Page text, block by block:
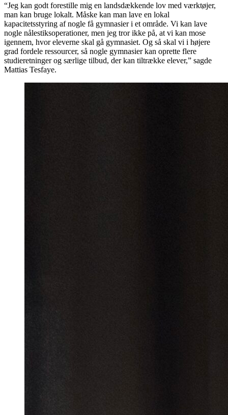
“Jeg kan godt forestille mig en landsdækkende lov med værktøjer,
man kan bruge lokalt. Måske kan man lave en lokal
kapacitetsstyring af nogle få gymnasier i et område. Vi kan lave
nogle nålestiksoperationer, men jeg tror ikke på, at vi kan mose
igennem, hvor eleverne skal gå gymnasiet. Og så skal vi i højere
grad fordele ressourcer, så nogle gymnasier kan oprette flere
studieretninger og særlige tilbud, der kan tiltrække elever,” sagde
Mattias Tesfaye.